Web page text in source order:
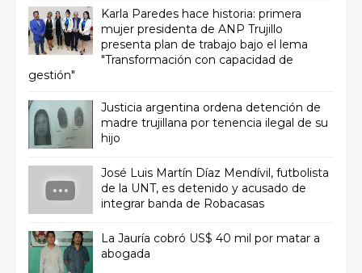
Karla Paredes hace historia: primera
mujer presidenta de ANP Trujillo
presenta plan de trabajo bajo el lema
"Transformación con capacidad de
gestión"
Justicia argentina ordena detención de
madre trujillana por tenencia ilegal de su
hijo
José Luis Martín Díaz Mendívil, futbolista
de la UNT, es detenido y acusado de
integrar banda de Robacasas
La Jauría cobró US$ 40 mil por matar a
abogada